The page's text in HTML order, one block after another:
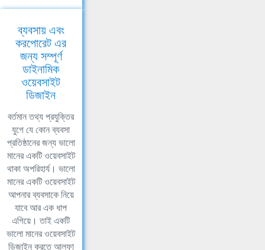
ব্যবসায় এবং
করপোরেট এর
জন্য সম্পূর্ণ
ডাইনামিক
ওয়েবসাইট
ডিজাইন
বর্তমান তথ্য প্রযুক্তির
যুগে যে কোন ব্যবসা
প্রতিষ্ঠানের জন্য ভালো
মানের একটি ওয়েবসাইট
থাকা অপরিহার্য। ভালো
মানের একটি ওয়েবসাইট
আপনার ব্যবসাকে নিয়ে
যাবে আর এক ধাপ
এগিয়ে। তাই একটি
ভালো মানের ওয়েবসাইট
ডিজাইন করতে আলফা